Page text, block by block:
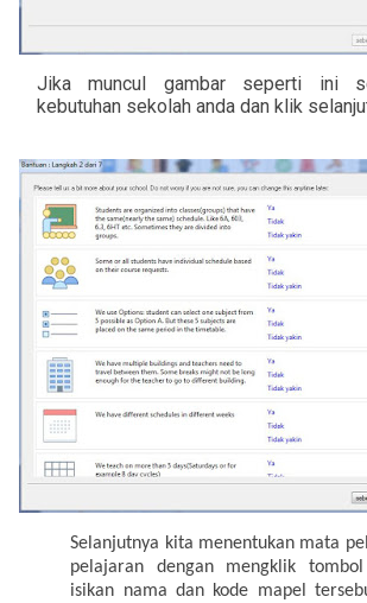
Jika muncul gambar seperti ini
kebutuhan sekolah anda dan klik
Selanjutnya kita menentukan mata
pelajaran dengan mengklik
isikan nama dan kode mapel